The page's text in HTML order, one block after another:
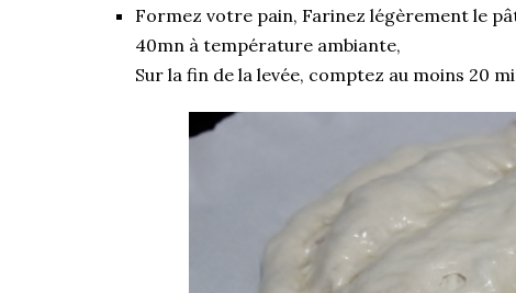
Formez votre pain, Farinez légèrement le
40mn à température ambiante,
Sur la fin de la levée, comptez au moins 20